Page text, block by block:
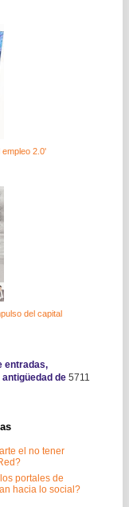
empleo 2.0'
del capital
entradas,
de 5711
el no tener
portales de
hacia lo social?